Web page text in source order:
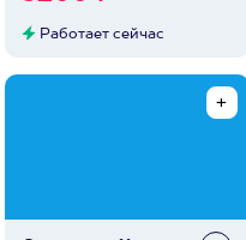
Работает сейчас